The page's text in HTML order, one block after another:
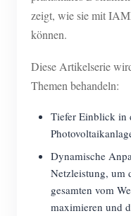
zeigt, wie sie mit
können.
Diese Artikelserie
Themen behandeln:
Tiefer Einblick in
Dynamische
Netzleistung, um
gesamten vom
maximieren und